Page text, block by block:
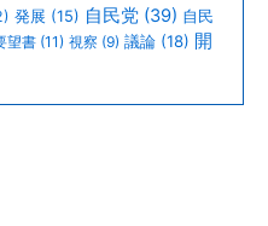
発展 (15) 自民党 (39) 自民
望書 (11) 視察 (9) 議論 (18) 開